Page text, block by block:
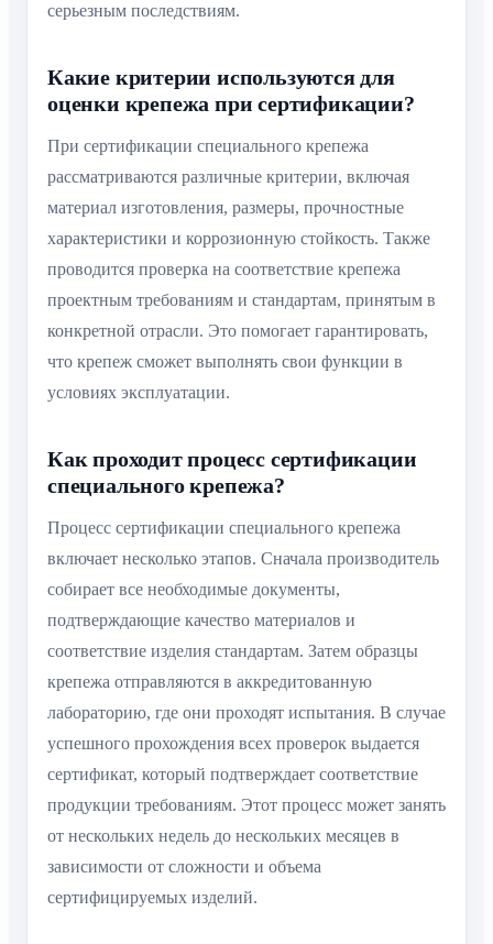
серьезным последствиям.
Какие критерии используются для
оценки крепежа при сертификации?
При сертификации специального крепежа
рассматриваются различные критерии, включая
материал изготовления, размеры, прочностные
характеристики и коррозионную стойкость. Также
проводится проверка на соответствие крепежа
проектным требованиям и стандартам, принятым в
конкретной отрасли. Это помогает гарантировать,
что крепеж сможет выполнять свои функции в
условиях эксплуатации.
Как проходит процесс сертификации
специального крепежа?
Процесс сертификации специального крепежа
включает несколько этапов. Сначала производитель
собирает все необходимые документы,
подтверждающие качество материалов и
соответствие изделия стандартам. Затем образцы
крепежа отправляются в аккредитованную
лабораторию, где они проходят испытания. В случае
успешного прохождения всех проверок выдается
сертификат, который подтверждает соответствие
продукции требованиям. Этот процесс может занять
от нескольких недель до нескольких месяцев в
зависимости от сложности и объема
сертифицируемых изделий.